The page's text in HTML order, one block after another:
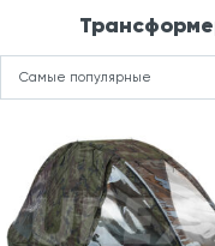
Самые популярные